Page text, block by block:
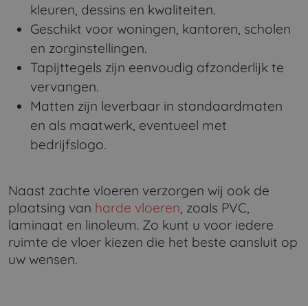
kleuren, dessins en kwaliteiten.
Geschikt voor woningen, kantoren, scholen
en zorginstellingen.
Tapijttegels zijn eenvoudig afzonderlijk te
vervangen.
Matten zijn leverbaar in standaardmaten
en als maatwerk, eventueel met
bedrijfslogo.
Naast zachte vloeren verzorgen wij ook de
plaatsing van harde vloeren , zoals PVC,
laminaat en linoleum. Zo kunt u voor iedere
ruimte de vloer kiezen die het beste aansluit op
uw wensen.